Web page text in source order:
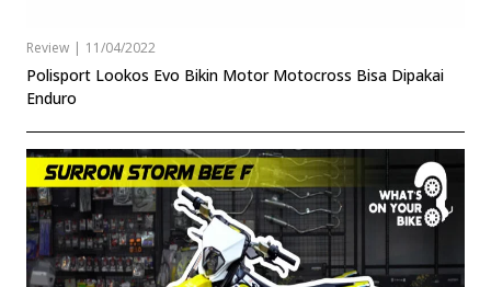
Review | 11/04/2022
Polisport Lookos Evo Bikin Motor Motocross Bisa Dipakai
Enduro